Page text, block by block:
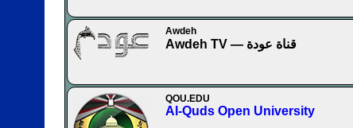
Awdeh
Awdeh TV — قناة عودة
QOU.EDU
Al-Quds Open University